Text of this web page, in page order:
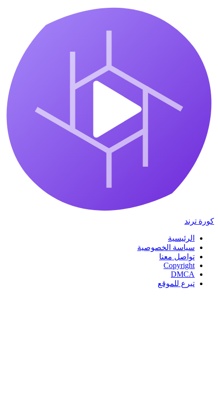
كورة ترند
الرئيسية
سياسة الخصوصية
تواصل معنا
Copyright
DMCA
تبرع للموقع